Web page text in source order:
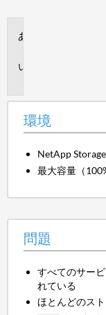
環境
NetApp
最大容量（
問題
すべてのサー
れている
ほとんどのス